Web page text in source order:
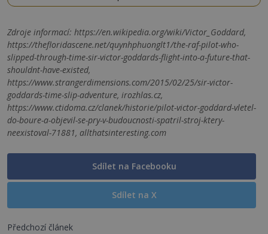
Zdroje informací: https://en.wikipedia.org/wiki/Victor_Goddard,
https://thefloridascene.net/quynhphuonglt1/the-raf-pilot-who-
slipped-through-time-sir-victor-goddards-flight-into-a-future-that-
shouldnt-have-existed,
https://www.strangerdimensions.com/2015/02/25/sir-victor-
goddards-time-slip-adventure, irozhlas.cz,
https://www.ctidoma.cz/clanek/historie/pilot-victor-goddard-vletel-
do-boure-a-objevil-se-pry-v-budoucnosti-spatril-stroj-ktery-
neexistoval-71881, allthatsinteresting.com
Sdílet na Facebooku
Sdílet na X
Předchozí článek